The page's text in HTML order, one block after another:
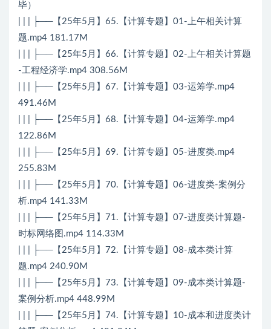
毕）
| | | ├──【25年5月】65.【计算专题】01-上午相关计算
题.mp4 181.17M
| | | ├──【25年5月】66.【计算专题】02-上午相关计算题
-工程经济学.mp4 308.56M
| | | ├──【25年5月】67.【计算专题】03-运筹学.mp4
491.46M
| | | ├──【25年5月】68.【计算专题】04-运筹学.mp4
122.86M
| | | ├──【25年5月】69.【计算专题】05-进度类.mp4
255.83M
| | | ├──【25年5月】70.【计算专题】06-进度类-案例分
析.mp4 141.33M
| | | ├──【25年5月】71.【计算专题】07-进度类计算题-
时标网络图.mp4 114.33M
| | | ├──【25年5月】72.【计算专题】08-成本类计算
题.mp4 240.90M
| | | ├──【25年5月】73.【计算专题】09-成本类计算题-
案例分析.mp4 448.99M
| | | ├──【25年5月】74.【计算专题】10-成本和进度类计